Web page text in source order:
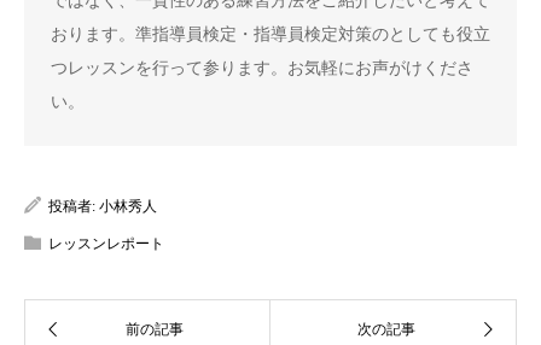
おります。準指導員検定・指導員検定対策のとしても役立
つレッスンを行って参ります。お気軽にお声がけくださ
い。
投稿者: 小林秀人
レッスンレポート